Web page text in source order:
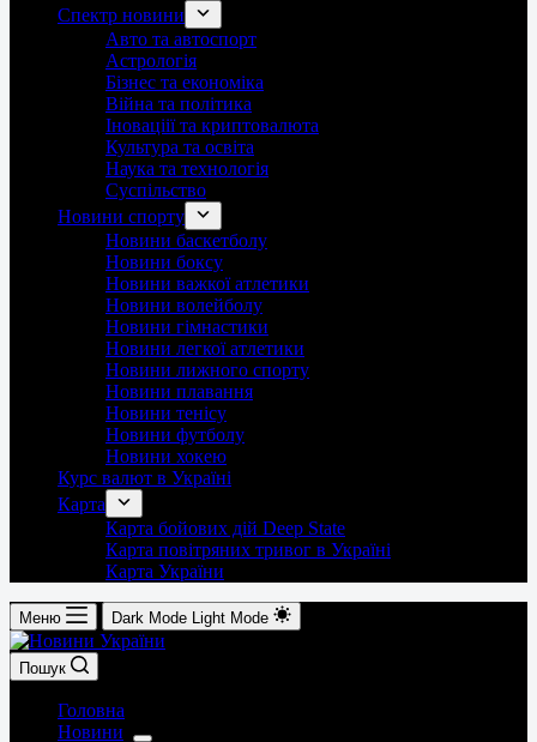
Спектр новини
Авто та автоспорт
Астрологія
Бізнес та економіка
Війна та політика
Іноваціії та криптовалюта
Культура та освіта
Наука та технологія
Суспільство
Новини спорту
Новини баскетболу
Новини боксу
Новини важкої атлетики
Новини волейболу
Новини гімнастики
Новини легкої атлетики
Новини лижного спорту
Новини плавання
Новини тенісу
Новини футболу
Новини хокею
Курс валют в Україні
Карта
Карта бойових дій Deep State
Карта повітряних тривог в Україні
Карта України
Меню Dark Mode Light Mode
Пошук
Головна
Новини